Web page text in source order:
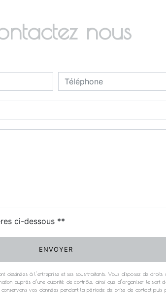
cookies
nous
ci-dessous **
ENVOYER
destinées à l'entreprise et ses sous-traitants. Vous disposez de droits
auprès d’une autorité de contrôle, ainsi que d’organiser le
vos données pendant la période de prise de contact